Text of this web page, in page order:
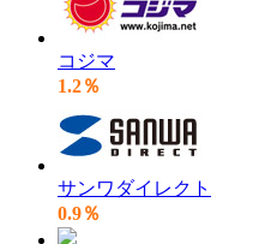
コジマ
1.2％
サンワダイレクト
0.9％